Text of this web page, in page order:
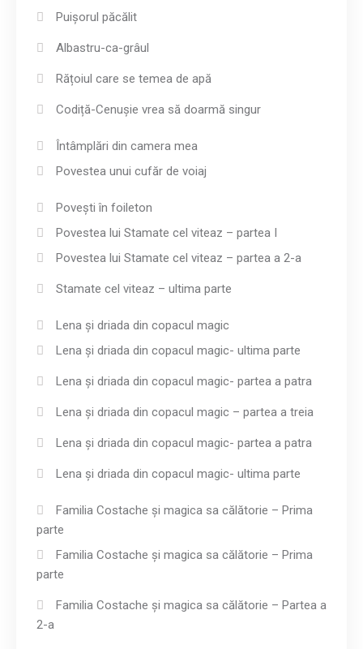
Puișorul păcălit
Albastru-ca-grâul
Rățoiul care se temea de apă
Codiță-Cenușie vrea să doarmă singur
Întâmplări din camera mea
Povestea unui cufăr de voiaj
Povești în foileton
Povestea lui Stamate cel viteaz – partea I
Povestea lui Stamate cel viteaz – partea a 2-a
Stamate cel viteaz – ultima parte
Lena și driada din copacul magic
Lena și driada din copacul magic- ultima parte
Lena și driada din copacul magic- partea a patra
Lena și driada din copacul magic – partea a treia
Lena și driada din copacul magic- partea a patra
Lena și driada din copacul magic- ultima parte
Familia Costache și magica sa călătorie – Prima
parte
Familia Costache și magica sa călătorie – Prima
parte
Familia Costache și magica sa călătorie – Partea a
2-a